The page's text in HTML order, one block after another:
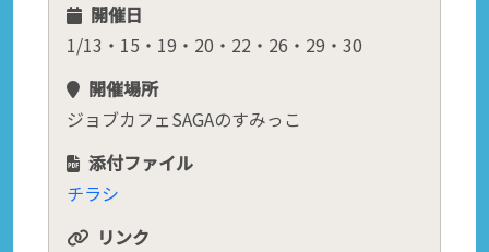
開催日
1/13・15・19・20・22・26・29・30
開催場所
ジョブカフェSAGAのすみっこ
添付ファイル
チラシ
リンク